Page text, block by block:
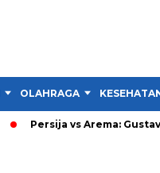
OLAHRAGA
Persija vs Arema: Gustavo